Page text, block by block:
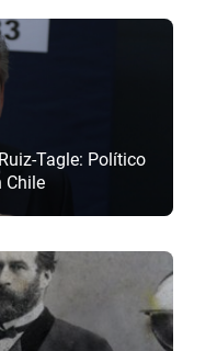
Tagle: Político
Chile